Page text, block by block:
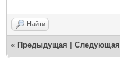
Найти
« Предыдущая Следующая